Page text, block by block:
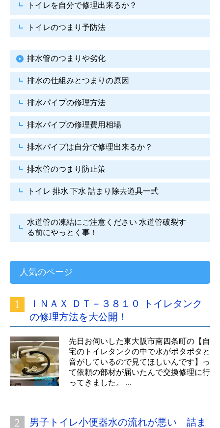
トイレを自分で修理出来るか？
トイレのつまり予防法
排水管のつまりや劣化
排水の仕組みとつまりの原因
排水パイプの修理方法
排水パイプの修理費用相場
排水パイプは自分で修理出来るか？
排水管のつまり防止策
トイレ 排水 下水 詰まり除去道具一式
水道管の凍結にご注意ください 水道管破裂す
る前にやっとく事！
人気のページ
ＩＮＡＸ ＤＴ－３８１０ トイレタンク
の修理方法を大公開！
先日お伺いした東大阪市南四条町の【自
宅のトイレタンクの中で水がポタポタと
音がしているので見てほしいんです】っ
て依頼の部材が届いたんで交換修理に行
ってきました。 ...
男子トイレ小便器水の流れが悪い 詰ま